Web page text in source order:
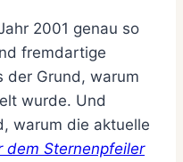
2001 genau so
fremdartige
der Grund, warum
wurde. Und
warum die aktuelle
dem Sternenpfeiler